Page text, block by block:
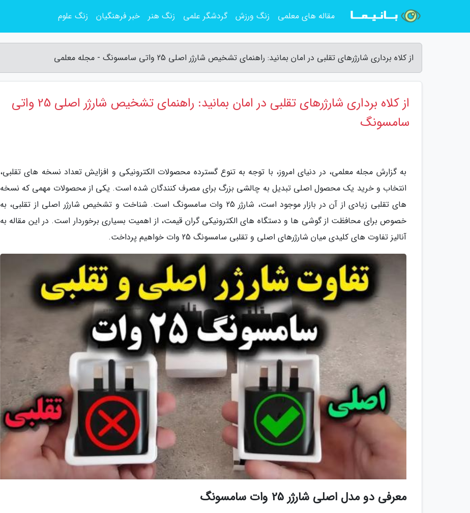
از کلاه برداری شارژرهای تقلبی در امان بمانید: راهنمای تشخیص شارژر اصلی 25 واتی سامسونگ - مجله معلمی
از کلاه برداری شارژرهای تقلبی در امان بمانید: راهنمای تشخیص شارژر اصلی 25 واتی
سامسونگ
به گزارش مجله معلمی، در دنیای امروز، با توجه به تنوع گسترده محصولات الکترونیکی و افزایش تعداد نسخه های تقلبی،
انتخاب و خرید یک محصول اصلی تبدیل به چالشی بزرگ برای مصرف کنندگان شده است. یکی از محصولات مهمی که نسخه
های تقلبی زیادی از آن در بازار موجود است، شارژر 25 وات سامسونگ است. شناخت و تشخیص شارژر اصلی از تقلبی، به
خصوص برای محافظت از گوشی ها و دستگاه های الکترونیکی گران قیمت، از اهمیت بسیاری برخوردار است. در این مقاله به
آنالیز تفاوت های کلیدی میان شارژرهای اصلی و تقلبی سامسونگ 25 وات خواهیم پرداخت.
معرفی دو مدل اصلی شارژر 25 وات سامسونگ
مقاله های معلمی زنگ ورزش گردشگر علمی زنگ هنر خبر فرهنگیان زنگ علوم